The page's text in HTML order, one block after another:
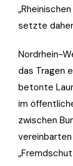
setzte daher
Nordrhein-
das Tragen
betonte
im
zwischen
vereinbarten